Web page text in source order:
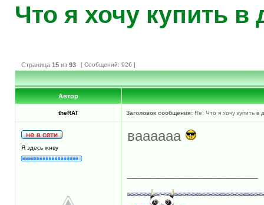
Что я хочу купить
Страница 15 из 93 [ Сообщений: 926 ]
Автор
theRAT Заголовок сообщения: Re: Что я хочу купить
Я здесь живу
ваааааа